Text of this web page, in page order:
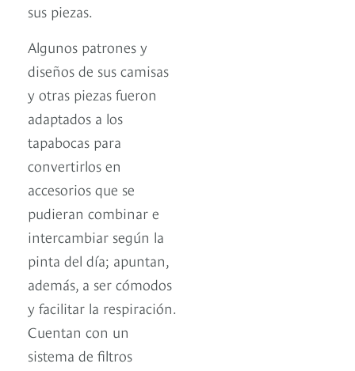
sus piezas.
Algunos patrones y
diseños de sus camisas
y otras piezas fueron
adaptados a los
tapabocas para
convertirlos en
accesorios que se
pudieran combinar e
intercambiar según la
pinta del día; apuntan,
además, a ser cómodos
y facilitar la respiración.
Cuentan con un
sistema de filtros